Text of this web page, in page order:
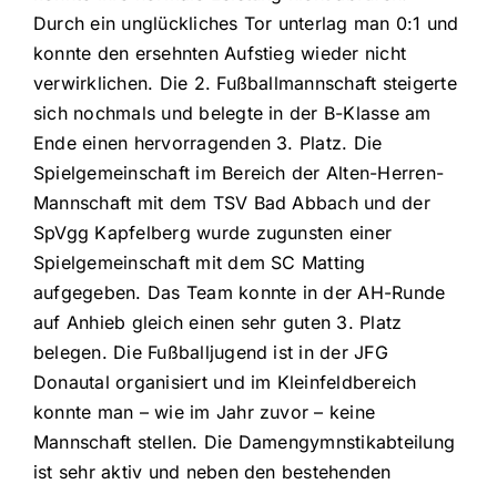
Durch ein unglückliches Tor unterlag man 0:1 und
konnte den ersehnten Aufstieg wieder nicht
verwirklichen. Die 2. Fußballmannschaft steigerte
sich nochmals und belegte in der B-Klasse am
Ende einen hervorragenden 3. Platz. Die
Spielgemeinschaft im Bereich der Alten-Herren-
Mannschaft mit dem TSV Bad Abbach und der
SpVgg Kapfelberg wurde zugunsten einer
Spielgemeinschaft mit dem SC Matting
aufgegeben. Das Team konnte in der AH-Runde
auf Anhieb gleich einen sehr guten 3. Platz
belegen. Die Fußballjugend ist in der JFG
Donautal organisiert und im Kleinfeldbereich
konnte man – wie im Jahr zuvor – keine
Mannschaft stellen. Die Damengymnstikabteilung
ist sehr aktiv und neben den bestehenden